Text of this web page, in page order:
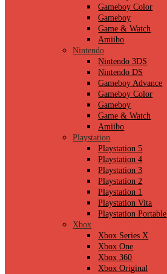
Gameboy Color
Gameboy
Game & Watch
Amiibo
Nintendo
Nintendo 3DS
Nintendo DS
Gameboy Advance
Gameboy Color
Gameboy
Game & Watch
Amiibo
Playstation
Playstation 5
Playstation 4
Playstation 3
Playstation 2
Playstation 1
Playstation Vita
Playstation Portable
Xbox
Xbox Series X
Xbox One
Xbox 360
Xbox Original